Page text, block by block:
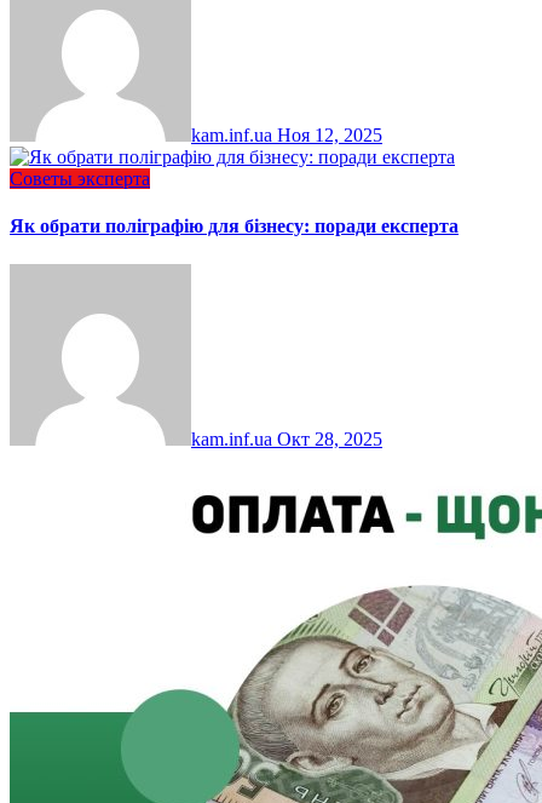
kam.inf.ua Ноя 12, 2025
Советы эксперта
Як обрати поліграфію для бізнесу: поради експерта
kam.inf.ua Окт 28, 2025